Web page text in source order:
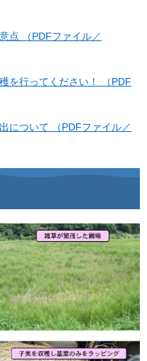
点 （PDFファイル／
を行ってください！ （PDF
について （PDFファイル／